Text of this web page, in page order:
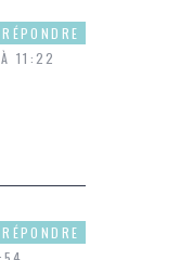
11:22
RÉPONDRE
RÉPONDRE